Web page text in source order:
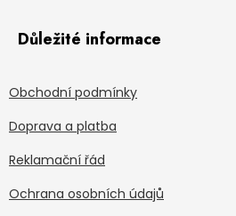
Důležité informace
Obchodní podmínky
Doprava a platba
Reklamační řád
Ochrana osobních údajů